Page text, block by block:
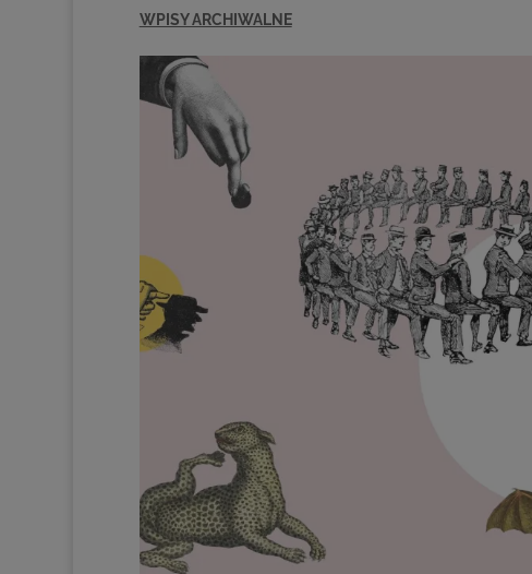
WPISY ARCHIWALNE